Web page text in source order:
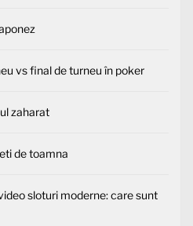
vs final de turneu în poker
zaharat
de toamna
sloturi moderne: care sunt